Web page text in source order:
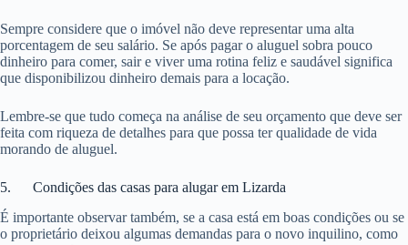
Sempre considere que o imóvel não deve representar uma alta
porcentagem de seu salário. Se após pagar o aluguel sobra pouco
dinheiro para comer, sair e viver uma rotina feliz e saudável significa
que disponibilizou dinheiro demais para a locação.
Lembre-se que tudo começa na análise de seu orçamento que deve ser
feita com riqueza de detalhes para que possa ter qualidade de vida
morando de aluguel.
5. Condições das casas para alugar em Lizarda
É importante observar também, se a casa está em boas condições ou se
o proprietário deixou algumas demandas para o novo inquilino, como